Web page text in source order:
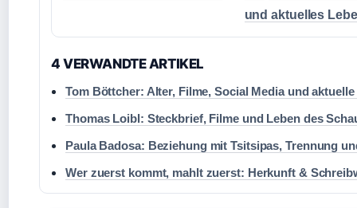
und aktuelles
4 VERWANDTE ARTIKEL
Tom Böttcher: Alter, Filme, Social Media und
Thomas Loibl: Steckbrief, Filme und Leben des
Paula Badosa: Beziehung mit Tsitsipas, Trennung
Wer zuerst kommt, mahlt zuerst: Herkunft &